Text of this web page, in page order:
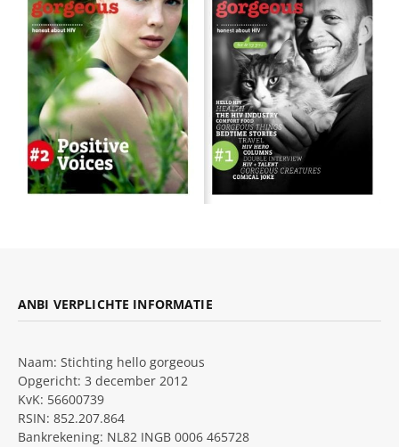
ANBI VERPLICHTE INFORMATIE
Naam: Stichting hello gorgeous
Opgericht: 3 december 2012
KvK: 56600739
RSIN: 852.207.864
Bankrekening: NL82 INGB 0006 465728